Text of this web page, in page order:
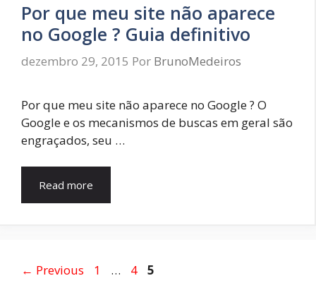
Por que meu site não aparece
no Google ? Guia definitivo
dezembro 29, 2015 Por BrunoMedeiros
Por que meu site não aparece no Google ? O
Google e os mecanismos de buscas em geral são
engraçados, seu …
Read more
← Previous Page
1 … Page
4 Page
5